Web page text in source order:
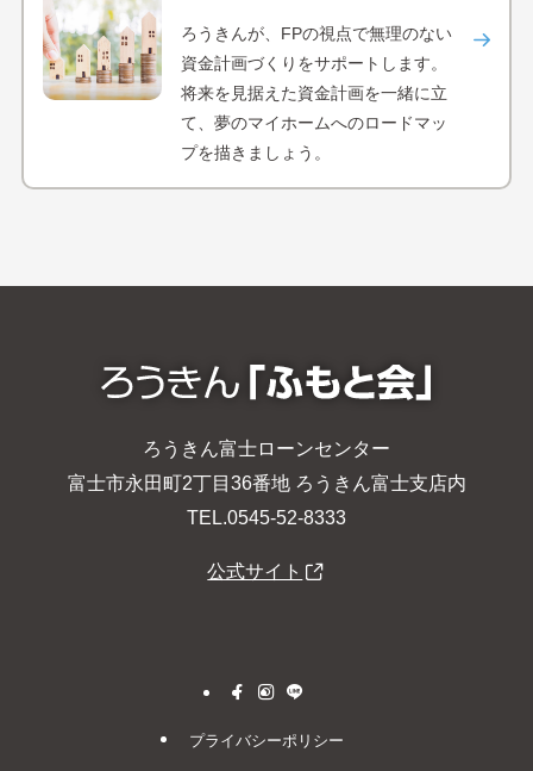
ろうきんが、FPの視点で無理のない
資金計画づくりをサポートします。
将来を見据えた資金計画を一緒に立
て、夢のマイホームへのロードマッ
プを描きましょう。
ろうきん富士ローンセンター
富士市永田町2丁目36番地 ろうきん富士支店内
TEL.0545-52-8333
公式サイト
プライバシーポリシー